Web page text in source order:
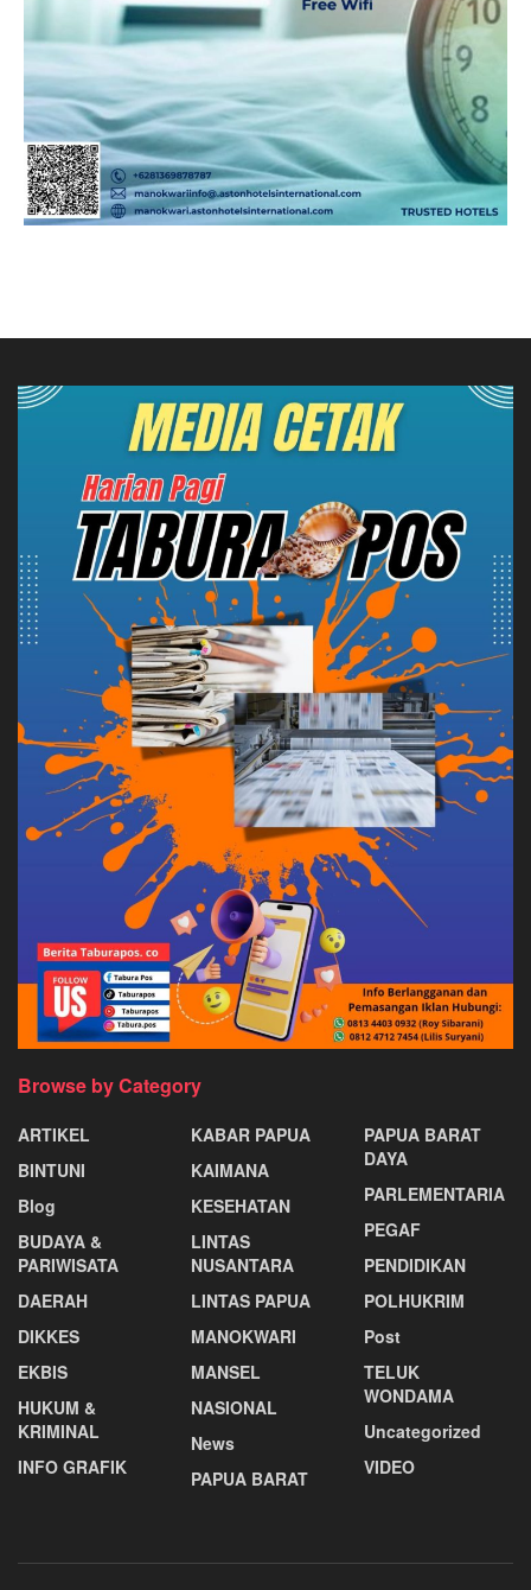
Browse by Category
ARTIKEL
BINTUNI
Blog
BUDAYA &
PARIWISATA
DAERAH
DIKKES
EKBIS
HUKUM &
KRIMINAL
INFO GRAFIK
KABAR PAPUA
KAIMANA
KESEHATAN
LINTAS
NUSANTARA
LINTAS PAPUA
MANOKWARI
MANSEL
NASIONAL
News
PAPUA BARAT
PAPUA BARAT
DAYA
PARLEMENTARIA
PEGAF
PENDIDIKAN
POLHUKRIM
Post
TELUK
WONDAMA
Uncategorized
VIDEO